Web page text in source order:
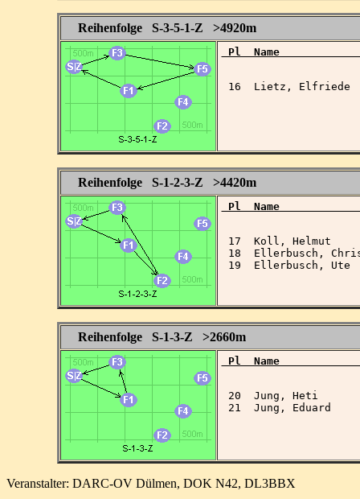
Reihenfolge S-3-5-1-Z >4920m
Pl  Name
16  Lietz, Elfriede
Reihenfolge S-1-2-3-Z >4420m
Pl  Name
17  Koll, Helmut
18  Ellerbusch,
19  Ellerbusch, Ute
Reihenfolge S-1-3-Z >2660m
Pl  Name
20  Jung, Heti
21  Jung, Eduard
Veranstalter: DARC-OV Dülmen, DOK N42, DL3BBX